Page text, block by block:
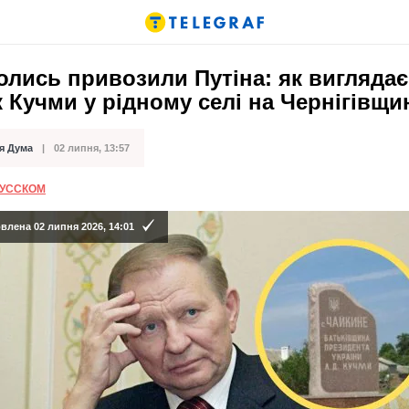
привозили Путіна: як виглядає
Кучми у рідному селі на
Дума 02 липня, 13:57
02 липня 2026, 14:01